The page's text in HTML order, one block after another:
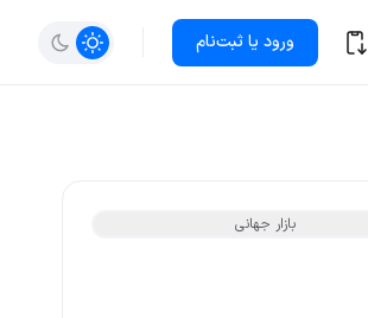
ورود یا ثبت‌نام
بازار جهانی